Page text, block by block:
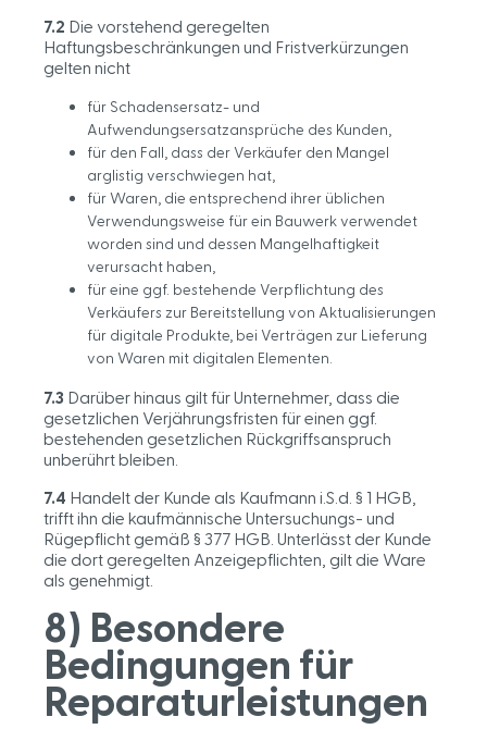
7.2 Die vorstehend geregelten
Haftungsbeschränkungen und Fristverkürzungen
gelten nicht
für Schadensersatz- und
Aufwendungsersatzansprüche des Kunden,
für den Fall, dass der Verkäufer den Mangel
arglistig verschwiegen hat,
für Waren, die entsprechend ihrer üblichen
Verwendungsweise für ein Bauwerk verwendet
worden sind und dessen Mangelhaftigkeit
verursacht haben,
für eine ggf. bestehende Verpflichtung des
Verkäufers zur Bereitstellung von Aktualisierungen
für digitale Produkte, bei Verträgen zur Lieferung
von Waren mit digitalen Elementen.
7.3 Darüber hinaus gilt für Unternehmer, dass die
gesetzlichen Verjährungsfristen für einen ggf.
bestehenden gesetzlichen Rückgriffsanspruch
unberührt bleiben.
7.4 Handelt der Kunde als Kaufmann i.S.d. § 1 HGB,
trifft ihn die kaufmännische Untersuchungs- und
Rügepflicht gemäß § 377 HGB. Unterlässt der Kunde
die dort geregelten Anzeigepflichten, gilt die Ware
als genehmigt.
8) Besondere
Bedingungen für
Reparaturleistungen